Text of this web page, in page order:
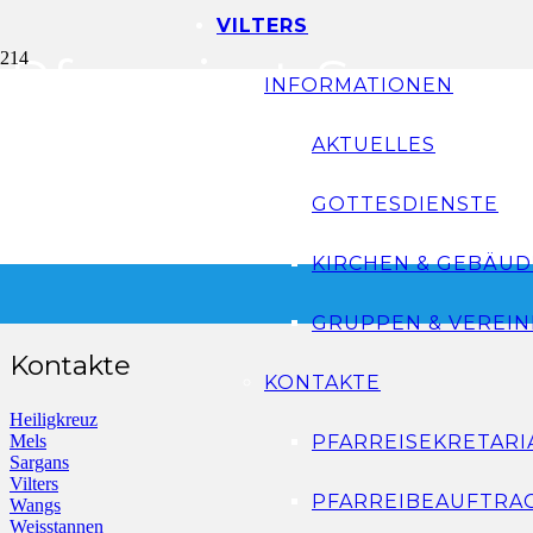
VILTERS
INFORMATIONEN
AKTUELLES
GOTTESDIENSTE
KIRCHEN &
GRUPPEN &
KONTAKTE
Pfarreirat Sargans
Kontakte
Heiligkreuz
Mels
Sargans
Vilters
Wangs
Weisstannen